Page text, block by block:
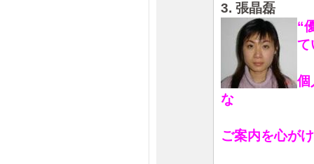
3. 張晶磊
“
て
個
な
ご案内を心が